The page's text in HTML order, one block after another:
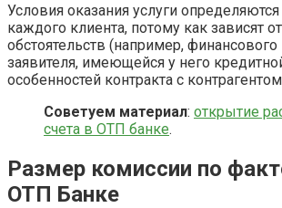
Условия оказания услуги
каждого клиента, потому как зависят
обстоятельств (например,
заявителя, имеющейся у него
особенностей контракта с контрагентом
Советуем материал: открытие
счета в ОТП банке.
Размер комиссии по
ОТП Банке